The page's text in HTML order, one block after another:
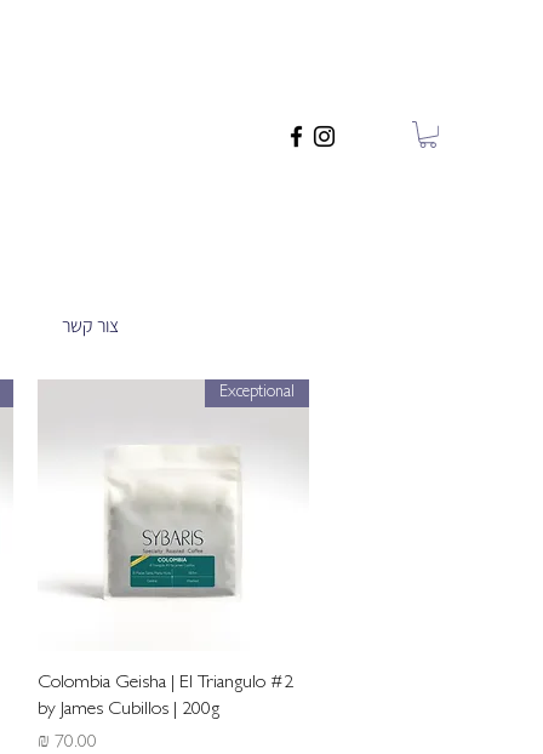
צור קשר
תצוגה מהירה
Exceptional
Colombia Geisha | El Triangulo #2
by James Cubillos | 200g
מחיר